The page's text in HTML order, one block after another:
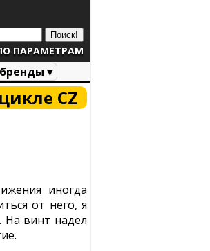
ПАРАМЕТРАМ
▾
CZ
иногда
от него, я
На винт надел